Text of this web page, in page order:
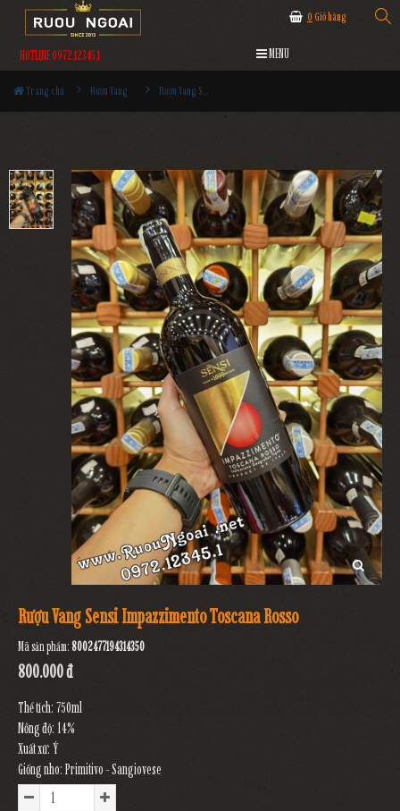
0 Giỏ hàng
HOTLINE 0972.12345.1 MENU
Trang chủ Rượu Vang Rượu Vang Sensi Impazzimento Toscana Rosso
Rượu Vang Sensi Impazzimento Toscana Rosso
Mã sản phẩm: 8002477194314350
800.000 đ
Thể tích: 750ml
Nồng độ: 14%
Xuất xứ: Ý
Giống nho: Primitivo - Sangiovese